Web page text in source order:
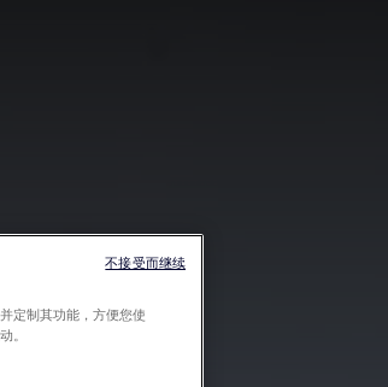
定制其功能，方便您使
。
不接受而继续